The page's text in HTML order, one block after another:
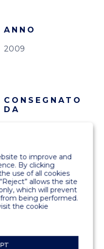
ANNO
2009
CONSEGNATO
DA
to improve and
By clicking
use of all cookies
allows the site
which will prevent
being performed.
the cookie